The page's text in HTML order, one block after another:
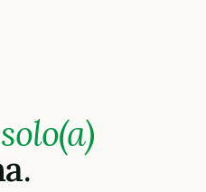
solo(a)